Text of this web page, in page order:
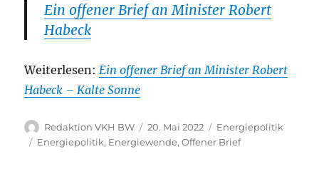
Ein offener Brief an Minister Robert
Habeck
Weiterlesen:Ein offener Brief an Minister Robert
Habeck – Kalte Sonne
Autor
Redaktion VKH BW
Veröffentlicht
am
20. Mai 2022 Kategorien
Energiepolitik
Schlagwörter
Energiepolitik, Energiewende,Offener Brief